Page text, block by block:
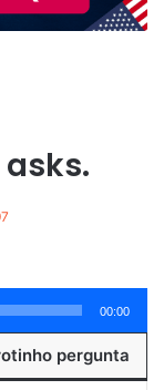
00:00
pergunta